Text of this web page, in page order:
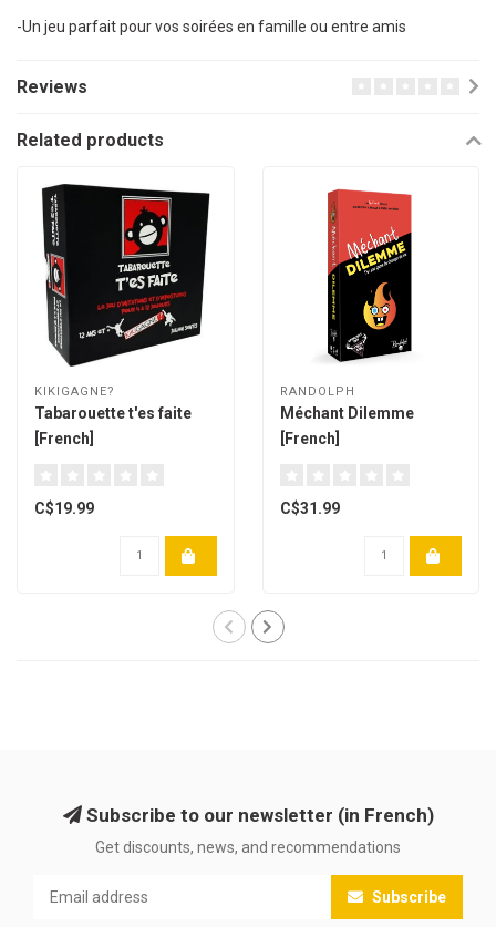
-Un jeu parfait pour vos soirées en famille ou entre amis
Reviews
Related products
KIKIGAGNE?
Tabarouette t'es faite
[French]
C$19.99
RANDOLPH
Méchant Dilemme
[French]
C$31.99
Subscribe to our newsletter (in French)
Get discounts, news, and recommendations
Subscribe